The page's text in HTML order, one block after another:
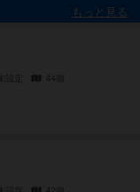
もっと見る
未設定